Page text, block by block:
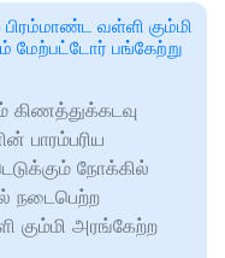
வள்ளி கும்மி
மேற்பட்டோர் பங்கேற்று
நோக்கில்
நடைபெற்ற
கும்மி அரங்கேற்ற